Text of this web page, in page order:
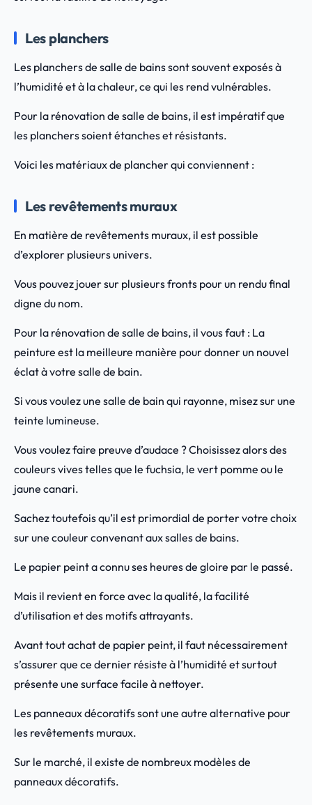
Les planchers
Les planchers de salle de bains sont souvent exposés à
l’humidité et à la chaleur, ce qui les rend vulnérables.
Pour la rénovation de salle de bains, il est impératif que
les planchers soient étanches et résistants.
Voici les matériaux de plancher qui conviennent :
Les revêtements muraux
En matière de revêtements muraux, il est possible
d’explorer plusieurs univers.
Vous pouvez jouer sur plusieurs fronts pour un rendu final
digne du nom.
Pour la rénovation de salle de bains, il vous faut : La
peinture est la meilleure manière pour donner un nouvel
éclat à votre salle de bain.
Si vous voulez une salle de bain qui rayonne, misez sur une
teinte lumineuse.
Vous voulez faire preuve d’audace ? Choisissez alors des
couleurs vives telles que le fuchsia, le vert pomme ou le
jaune canari.
Sachez toutefois qu’il est primordial de porter votre choix
sur une couleur convenant aux salles de bains.
Le papier peint a connu ses heures de gloire par le passé.
Mais il revient en force avec la qualité, la facilité
d’utilisation et des motifs attrayants.
Avant tout achat de papier peint, il faut nécessairement
s’assurer que ce dernier résiste à l’humidité et surtout
présente une surface facile à nettoyer.
Les panneaux décoratifs sont une autre alternative pour
les revêtements muraux.
Sur le marché, il existe de nombreux modèles de
panneaux décoratifs.